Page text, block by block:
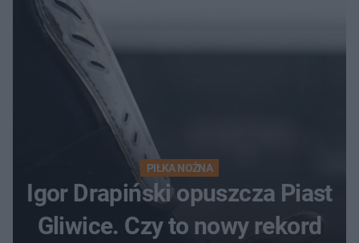
PIŁKA NOŻNA
Igor Drapiński opuszcza Piast
Gliwice. Czy to nowy rekord